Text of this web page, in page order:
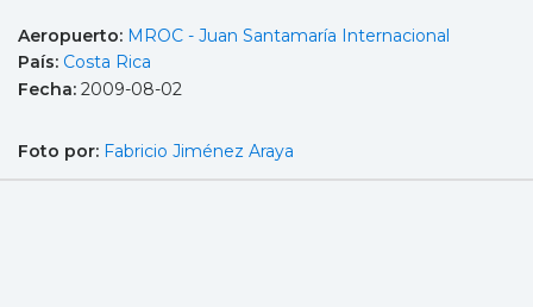
Aeropuerto: MROC - Juan Santamaría Internacional
País: Costa Rica
Fecha: 2009-08-02
Foto por: Fabricio Jiménez Araya